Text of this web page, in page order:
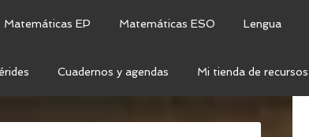
Matemáticas EP Matemáticas ESO Lengua
Cuadernos y agendas Mi tienda de recursos
DE LOS ELEMENTOS AL CONTAR